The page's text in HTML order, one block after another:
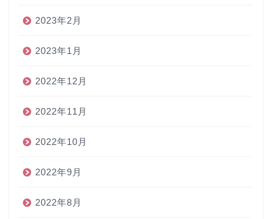
2023年2月
2023年1月
2022年12月
2022年11月
2022年10月
2022年9月
2022年8月